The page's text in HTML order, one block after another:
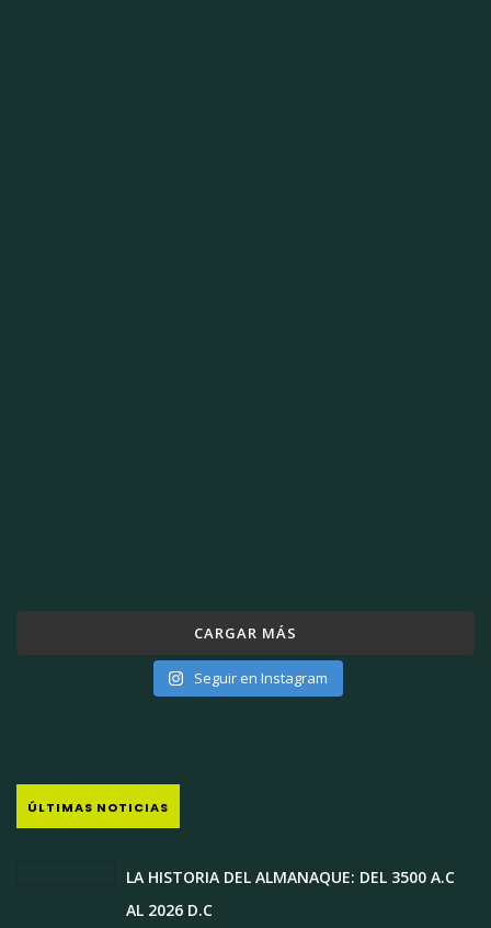
CARGAR MÁS
Seguir en Instagram
ÚLTIMAS NOTICIAS
LA HISTORIA DEL ALMANAQUE: DEL 3500 A.C
AL 2026 D.C